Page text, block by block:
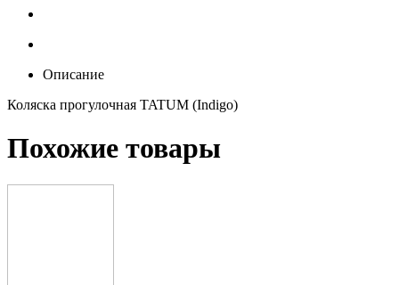
Описание
Коляска прогулочная TATUM (Indigo)
Похожие товары